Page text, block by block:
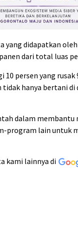
yang didapatkan
dari total luas
persen yang
hanya bertani di
dalam
program lain untuk
kami lainnya di